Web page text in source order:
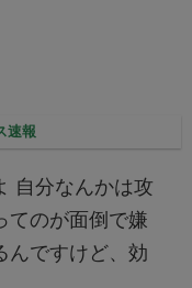
速報
自分なんかは攻
てのが面倒で嫌
んですけど、効